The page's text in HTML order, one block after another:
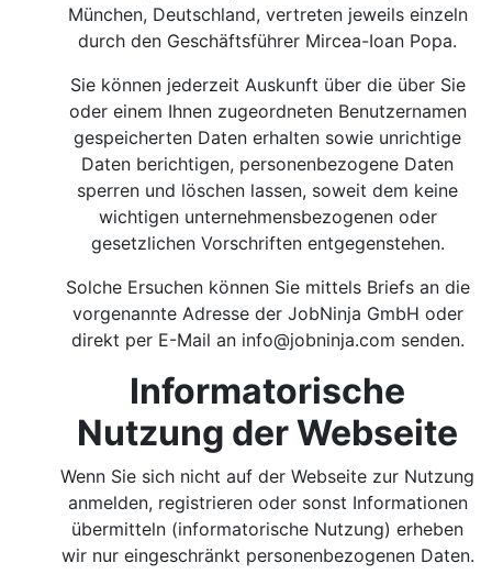
München, Deutschland, vertreten jeweils einzeln
durch den Geschäftsführer Mircea-Ioan Popa.
Sie können jederzeit Auskunft über die über Sie
oder einem Ihnen zugeordneten Benutzernamen
gespeicherten Daten erhalten sowie unrichtige
Daten berichtigen, personenbezogene Daten
sperren und löschen lassen, soweit dem keine
wichtigen unternehmensbezogenen oder
gesetzlichen Vorschriften entgegenstehen.
Solche Ersuchen können Sie mittels Briefs an die
vorgenannte Adresse der JobNinja GmbH oder
direkt per E-Mail an info@jobninja.com senden.
Informatorische
Nutzung der Webseite
Wenn Sie sich nicht auf der Webseite zur Nutzung
anmelden, registrieren oder sonst Informationen
übermitteln (informatorische Nutzung) erheben
wir nur eingeschränkt personenbezogenen Daten.